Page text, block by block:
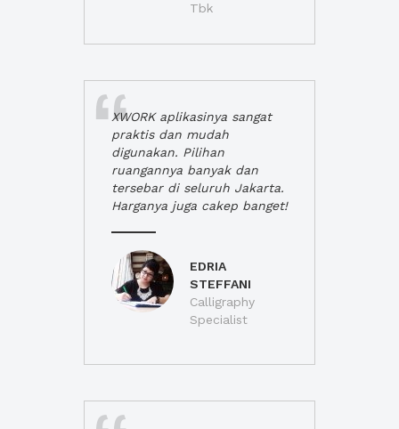
Tbk
XWORK aplikasinya sangat
praktis dan mudah
digunakan. Pilihan
ruangannya banyak dan
tersebar di seluruh Jakarta.
Harganya juga cakep banget!
EDRIA
STEFFANI
Calligraphy
Specialist